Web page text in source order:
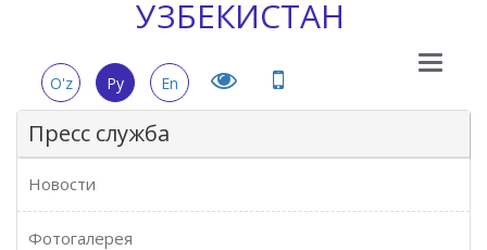
УЗБЕКИСТАН
Main
O'z Ру En
Пресс служба
Новости
Фотогалерея